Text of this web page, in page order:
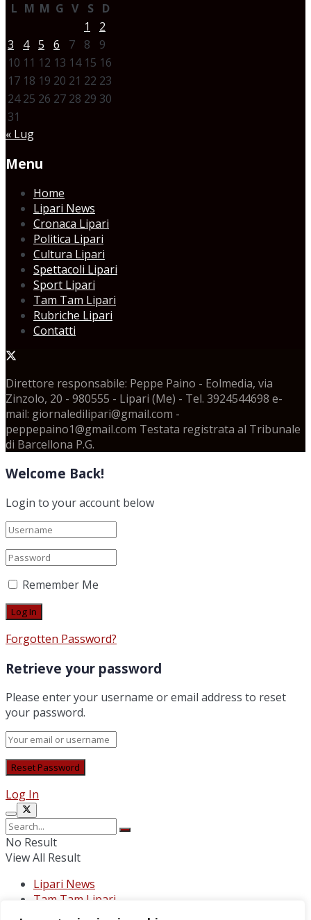
L M M G V S
D
1
2
3
4 5 6 7 8
9
10 11 12 13 14 15 16
17 18 19 20 21 22 23
24 25 26 27 28 29 30
31
« Lug
Menu
Home
Lipari News
Cronaca Lipari
Politica Lipari
Cultura Lipari
Spettacoli Lipari
Sport Lipari
Tam Tam Lipari
Rubriche Lipari
Contatti
Direttore responsabile: Peppe Paino - Eolmedia, via
Zinzolo, 20 - 980555 - Lipari (Me) - Tel. 3924544698 e-
mail: giornaledilipari@gmail.com -
peppepaino1@gmail.com Testata registrata al Tribunale
di Barcellona P.G.
Welcome Back!
Login to your account below
Remember Me
Forgotten Password?
Retrieve your password
Please enter your username or email address to reset
your password.
Log In
No Result
View All Result
Lipari News
Tam Tam Lipari
Rubriche Lipari